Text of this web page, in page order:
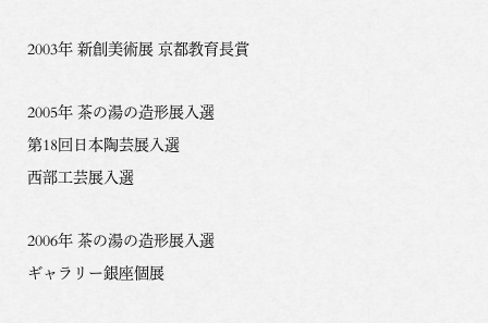
2003年 新創美術展 京都教育長賞
2005年 茶の湯の造形展入選
第18回日本陶芸展入選
西部工芸展入選
2006年 茶の湯の造形展入選
ギャラリー銀座個展